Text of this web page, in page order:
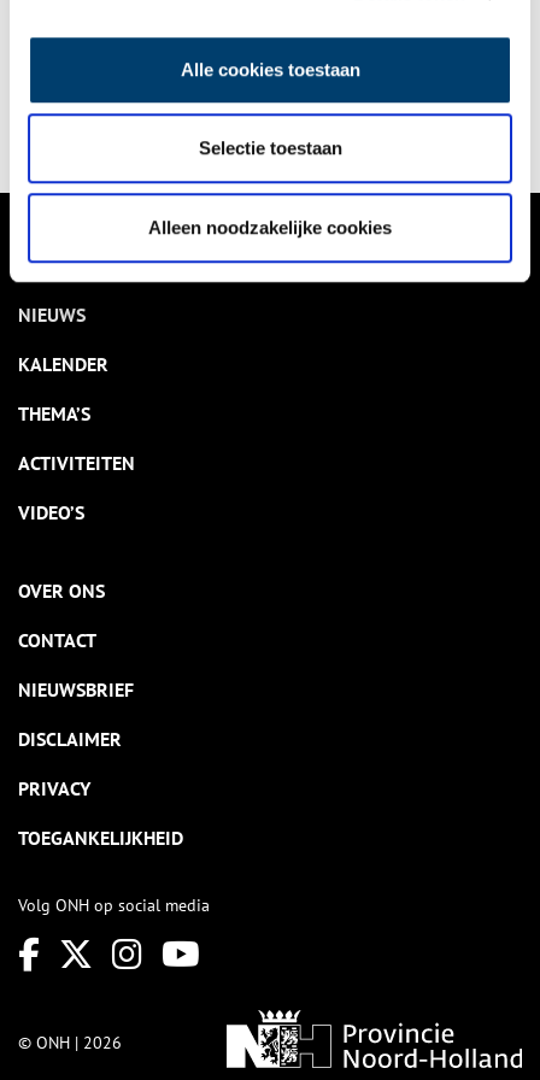
Alle cookies toestaan
Selectie toestaan
Alleen noodzakelijke cookies
VERHALEN
NIEUWS
KALENDER
THEMA’S
ACTIVITEITEN
VIDEO’S
OVER ONS
CONTACT
NIEUWSBRIEF
DISCLAIMER
PRIVACY
TOEGANKELIJKHEID
Volg ONH op social media
© ONH | 2026